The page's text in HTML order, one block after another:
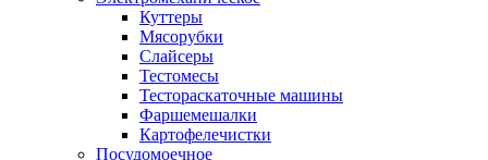
Куттеры
Мясорубки
Слайсеры
Тестомесы
Тестораскаточные машины
Фаршемешалки
Картофелечистки
Посудомоечное